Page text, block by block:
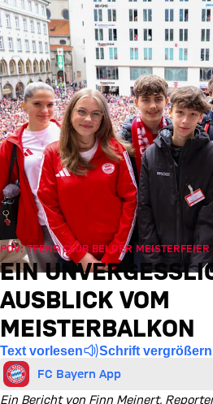
POV: TEENS CLUB BEI DER MEISTERFEIER
EIN
AUSBLICK VOM
MEISTERBALKON
Text vorlesen Schrift vergrößern
FC Bayern App
Ein Bericht von Finn Meinert,